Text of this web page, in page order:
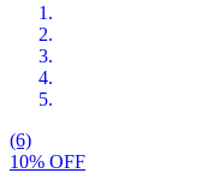
(6)
10% OFF